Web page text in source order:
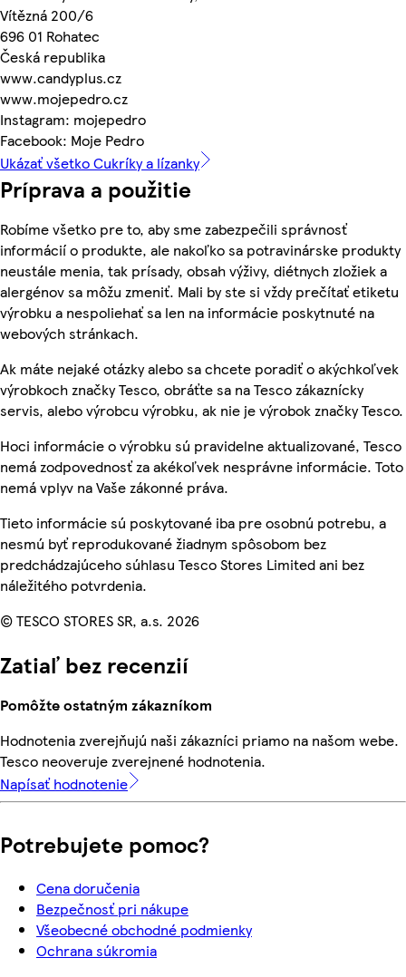
Vítězná 200/6
696 01 Rohatec
Česká republika
www.candyplus.cz
www.mojepedro.cz
Instagram: mojepedro
Facebook: Moje Pedro
Ukázať všetko Cukríky a lízanky
Príprava a použitie
Robíme všetko pre to, aby sme zabezpečili správnosť
informácií o produkte, ale nakoľko sa potravinárske produkty
neustále menia, tak prísady, obsah výživy, diétnych zložiek a
alergénov sa môžu zmeniť. Mali by ste si vždy prečítať etiketu
výrobku a nespoliehať sa len na informácie poskytnuté na
webových stránkach.
Ak máte nejaké otázky alebo sa chcete poradiť o akýchkoľvek
výrobkoch značky Tesco, obráťte sa na Tesco zákaznícky
servis, alebo výrobcu výrobku, ak nie je výrobok značky Tesco.
Hoci informácie o výrobku sú pravidelne aktualizované, Tesco
nemá zodpovednosť za akékoľvek nesprávne informácie. Toto
nemá vplyv na Vaše zákonné práva.
Tieto informácie sú poskytované iba pre osobnú potrebu, a
nesmú byť reprodukované žiadnym spôsobom bez
predchádzajúceho súhlasu Tesco Stores Limited ani bez
náležitého potvrdenia.
© TESCO STORES SR, a.s. 2026
Zatiaľ bez recenzií
Pomôžte ostatným zákazníkom
Hodnotenia zverejňujú naši zákazníci priamo na našom webe.
Tesco neoveruje zverejnené hodnotenia.
Napísať hodnotenie
Potrebujete pomoc?
Cena doručenia
Bezpečnosť pri nákupe
Všeobecné obchodné podmienky
Ochrana súkromia